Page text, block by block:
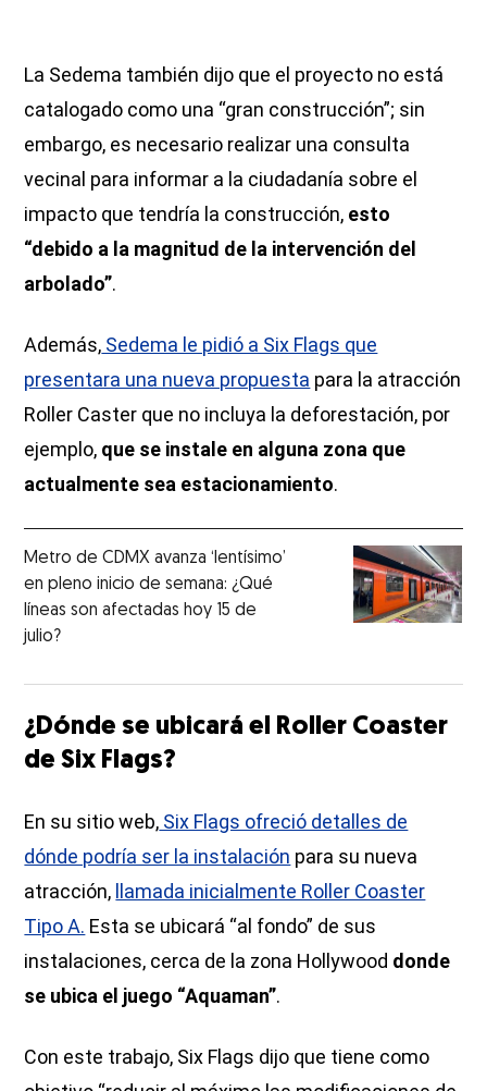
La Sedema también dijo que el proyecto no está
catalogado como una “gran construcción”; sin
embargo, es necesario realizar una consulta
vecinal para informar a la ciudadanía sobre el
impacto que tendría la construcción, esto
“debido a la magnitud de la intervención del
arbolado”.
Además, Sedema le pidió a Six Flags que
presentara una nueva propuesta para la atracción
Roller Caster que no incluya la deforestación, por
ejemplo, que se instale en alguna zona que
actualmente sea estacionamiento.
Metro de CDMX avanza ‘lentísimo’
en pleno inicio de semana: ¿Qué
líneas son afectadas hoy 15 de
julio?
¿Dónde se ubicará el Roller Coaster
de Six Flags?
En su sitio web, Six Flags ofreció detalles de
dónde podría ser la instalación para su nueva
atracción, llamada inicialmente Roller Coaster
Tipo A. Esta se ubicará “al fondo” de sus
instalaciones, cerca de la zona Hollywood donde
se ubica el juego “Aquaman”.
Con este trabajo, Six Flags dijo que tiene como